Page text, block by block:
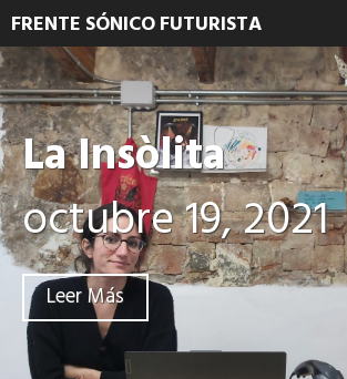
FRENTE SÓNICO FUTURISTA
La Insòlita
octubre 19, 2021
Leer Más